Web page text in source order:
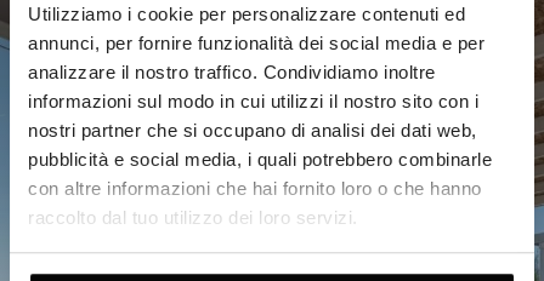
Utilizziamo i cookie per personalizzare contenuti ed
annunci, per fornire funzionalità dei social media e per
analizzare il nostro traffico. Condividiamo inoltre
informazioni sul modo in cui utilizzi il nostro sito con i
nostri partner che si occupano di analisi dei dati web,
pubblicità e social media, i quali potrebbero combinarle
con altre informazioni che hai fornito loro o che hanno
raccolto dal tuo utilizzo dei loro servizi.
CASE MOBILI